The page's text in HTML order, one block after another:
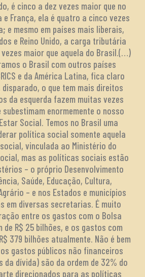
é cinco a dez vezes maior que no
e França, ela é quatro a cinco vezes
e mesmo em países mais liberais,
e Reino Unido, a carga tributária
maior que aquela do Brasil.(…)
o Brasil com outros países
e da América Latina, fica claro
disparado, o que tem mais direitos
da esquerda fazem muitas vezes
enormemente o nosso
Social. Temos no Brasil uma
política social somente aquela
vinculada ao Ministério do
mas as políticas sociais estão
– o próprio Desenvolvimento
Saúde, Educação, Cultura,
– e nos Estados e municípios
em diversas secretarias. É muito
entre os gastos com o Bolsa
de R$ 25 bilhões, e os gastos com
379 bilhões atualmente. Não é bem
gastos públicos não financeiros
da dívida) são da ordem de 32% do
direcionados para as políticas